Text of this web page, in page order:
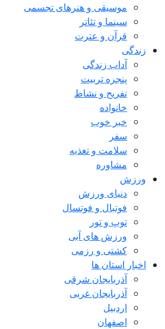
موسیقی و هنرهای تجسمی
سینما و تئاتر
قرآن و عترت
زندگی
آداب زندگی
پنجره تربیت
تفریح و نشاط
خانواده
خبر خوب
سفر
سلامت و تغذیه
مشاوره
ورزش
دنیای ورزش
فوتبال و فوتسال
توپ و تور
ورزش های آبی
کشتی و رزمی
اخبار استان ها
آذربایجان شرقی
آذربایجان غربی
اردبیل
اصفهان